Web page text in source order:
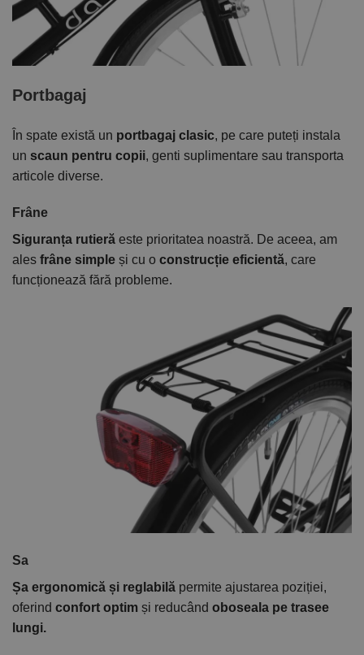
Portbagaj
În spate există un portbagaj clasic, pe care puteți instala
un scaun pentru copii, genti suplimentare sau transporta
articole diverse.
Frâne
Siguranța rutieră este prioritatea noastră. De aceea, am
ales frâne simple și cu o construcție eficientă, care
funcționează fără probleme.
Sa
Șa ergonomică și reglabilă permite ajustarea poziției,
oferind confort optim și reducând oboseala pe trasee
lungi.